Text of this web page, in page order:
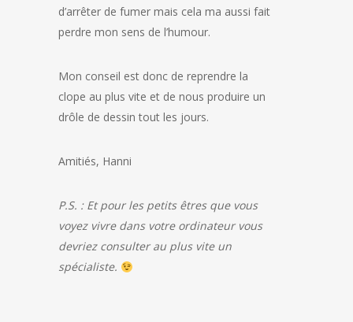
d’arrêter de fumer mais cela ma aussi fait
perdre mon sens de l’humour.
Mon conseil est donc de reprendre la
clope au plus vite et de nous produire un
drôle de dessin tout les jours.
Amitiés, Hanni
P.S. : Et pour les petits êtres que vous
voyez vivre dans votre ordinateur vous
devriez consulter au plus vite un
spécialiste.